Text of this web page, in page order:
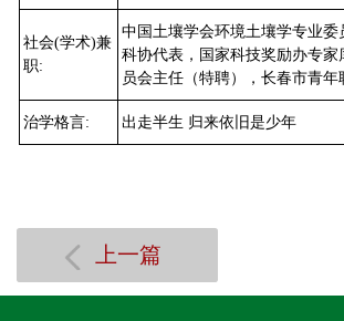
社会(学术)兼
职:
中国土壤学会环境土壤学专业
科协代表，国家科技奖励办专
员会主任（特聘），长春市青年
治学格言: 出走半生 归来依旧是少年
上一篇